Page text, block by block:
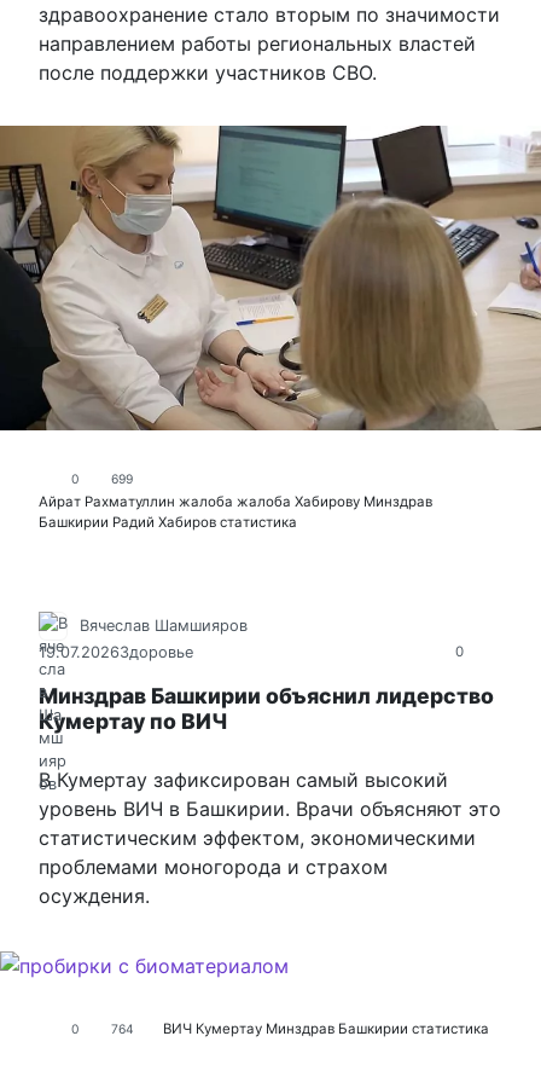
здравоохранение стало вторым по значимости
направлением работы региональных властей
после поддержки участников СВО.
0 699
Айрат Рахматуллин жалоба жалоба Хабирову Минздрав
Башкирии Радий Хабиров статистика
0
Вячеслав Шамшияров
19.07.2026Здоровье
Минздрав Башкирии объяснил лидерство
Кумертау по ВИЧ
В Кумертау зафиксирован самый высокий
уровень ВИЧ в Башкирии. Врачи объясняют это
статистическим эффектом, экономическими
проблемами моногорода и страхом
осуждения.
0 764 ВИЧ Кумертау Минздрав Башкирии статистика